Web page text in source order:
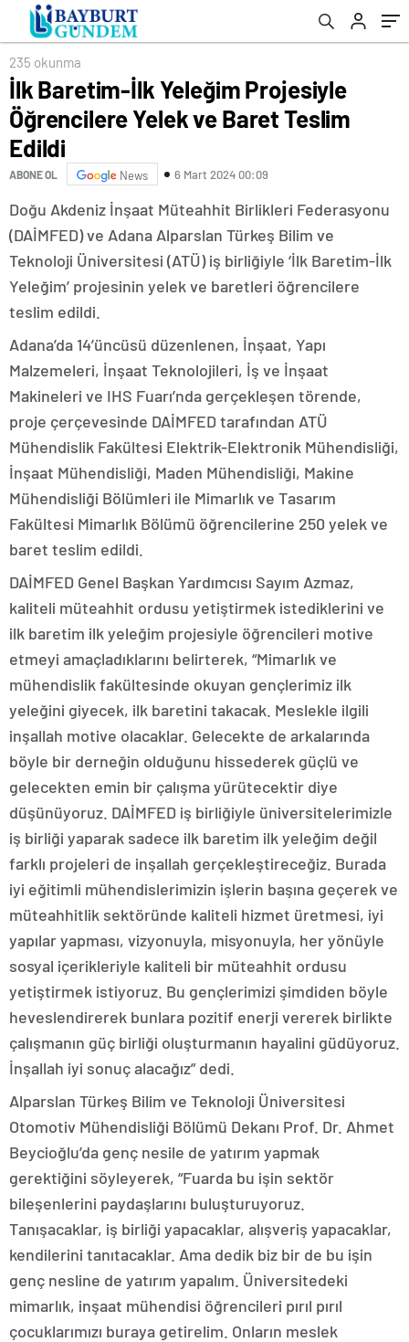
235 okunma
İlk Baretim-İlk Yeleğim Projesiyle
Öğrencilere Yelek ve Baret Teslim
Edildi
ABONE OL News 6 Mart 2024 00:09
Doğu Akdeniz İnşaat Müteahhit Birlikleri Federasyonu
(DAİMFED) ve Adana Alparslan Türkeş Bilim ve
Teknoloji Üniversitesi (ATÜ) iş birliğiyle ‘İlk Baretim-İlk
Yeleğim’ projesinin yelek ve baretleri öğrencilere
teslim edildi.
Adana’da 14’üncüsü düzenlenen, İnşaat, Yapı
Malzemeleri, İnşaat Teknolojileri, İş ve İnşaat
Makineleri ve IHS Fuarı’nda gerçekleşen törende,
proje çerçevesinde DAİMFED tarafından ATÜ
Mühendislik Fakültesi Elektrik-Elektronik Mühendisliği,
İnşaat Mühendisliği, Maden Mühendisliği, Makine
Mühendisliği Bölümleri ile Mimarlık ve Tasarım
Fakültesi Mimarlık Bölümü öğrencilerine 250 yelek ve
baret teslim edildi.
DAİMFED Genel Başkan Yardımcısı Sayım Azmaz,
kaliteli müteahhit ordusu yetiştirmek istediklerini ve
ilk baretim ilk yeleğim projesiyle öğrencileri motive
etmeyi amaçladıklarını belirterek, “Mimarlık ve
mühendislik fakültesinde okuyan gençlerimiz ilk
yeleğini giyecek, ilk baretini takacak. Meslekle ilgili
inşallah motive olacaklar. Gelecekte de arkalarında
böyle bir derneğin olduğunu hissederek güçlü ve
gelecekten emin bir çalışma yürütecektir diye
düşünüyoruz. DAİMFED iş birliğiyle üniversitelerimizle
iş birliği yaparak sadece ilk baretim ilk yeleğim değil
farklı projeleri de inşallah gerçekleştireceğiz. Burada
iyi eğitimli mühendislerimizin işlerin başına geçerek ve
müteahhitlik sektöründe kaliteli hizmet üretmesi, iyi
yapılar yapması, vizyonuyla, misyonuyla, her yönüyle
sosyal içerikleriyle kaliteli bir müteahhit ordusu
yetiştirmek istiyoruz. Bu gençlerimizi şimdiden böyle
heveslendirerek bunlara pozitif enerji vererek birlikte
çalışmanın güç birliği oluşturmanın hayalini güdüyoruz.
İnşallah iyi sonuç alacağız” dedi.
Alparslan Türkeş Bilim ve Teknoloji Üniversitesi
Otomotiv Mühendisliği Bölümü Dekanı Prof. Dr. Ahmet
Beycioğlu’da genç nesile de yatırım yapmak
gerektiğini söyleyerek, “Fuarda bu işin sektör
bileşenlerini paydaşlarını buluşturuyoruz.
Tanışacaklar, iş birliği yapacaklar, alışveriş yapacaklar,
kendilerini tanıtacaklar. Ama dedik biz bir de bu işin
genç nesline de yatırım yapalım. Üniversitedeki
mimarlık, inşaat mühendisi öğrencileri pırıl pırıl
çocuklarımızı buraya getirelim. Onların meslek